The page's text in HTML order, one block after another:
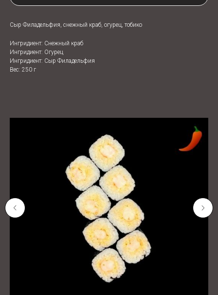
Сыр Филадельфия, снежный краб, огурец, тобико
Ингридиент: Снежный краб
Ингридиент: Огурец
Ингридиент: Сыр Филадельфия
Вес: 250 г